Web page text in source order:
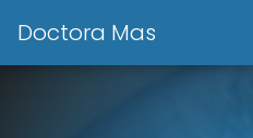
Doctora Mas